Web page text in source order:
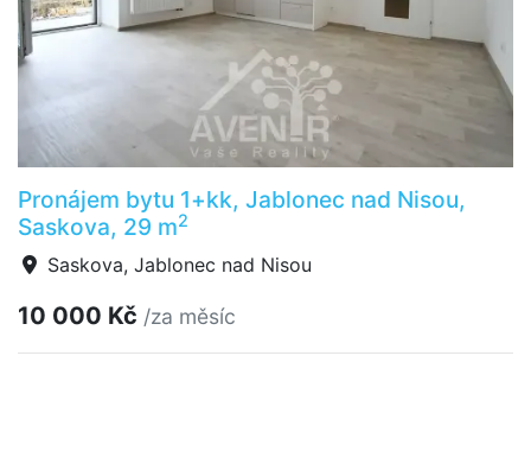
Pronájem bytu 1+kk, Jablonec nad Nisou,
Saskova, 29 m2
Saskova, Jablonec nad Nisou
10 000 Kč /za měsíc